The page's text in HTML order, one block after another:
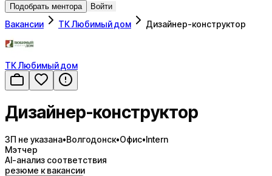
Подобрать ментора Войти
Вакансии ТК Любимый дом Дизайнер-конструктор
ТК Любимый дом
Дизайнер-конструктор
ЗП не указана•Волгодонск•Офис•Intern
Мэтчер
AI-анализ соответствия
резюме к вакансии